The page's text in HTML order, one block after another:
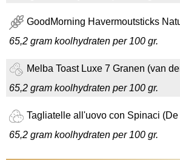
GoodMorning Havermoutsticks
65,2 gram koolhydraten per 100 gr.
Melba Toast Luxe 7 Granen (van
65,2 gram koolhydraten per 100 gr.
Tagliatelle all'uovo con Spinaci
65,2 gram koolhydraten per 100 gr.